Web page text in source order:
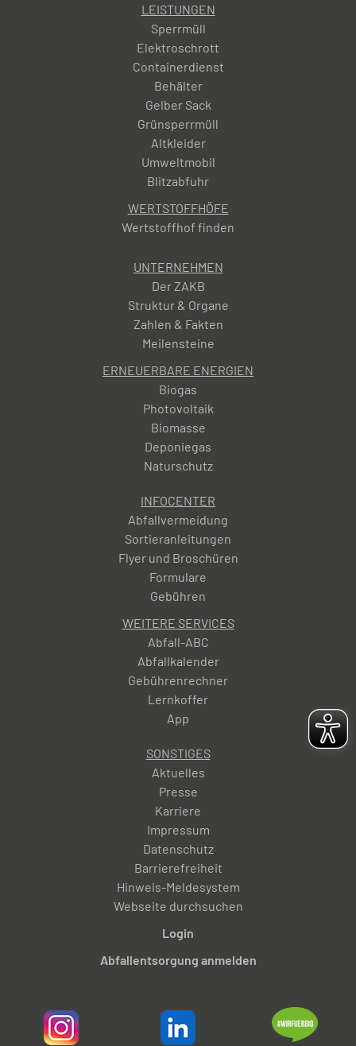
LEISTUNGEN
Sperrmüll
Elektroschrott
Containerdienst
Behälter
Gelber Sack
Grünsperrmüll
Altkleider
Umweltmobil
Blitzabfuhr
WERTSTOFFHÖFE
Wertstoffhof finden
UNTERNEHMEN
Der ZAKB
Struktur & Organe
Zahlen & Fakten
Meilensteine
ERNEUERBARE ENERGIEN
Biogas
Photovoltaik
Biomasse
Deponiegas
Naturschutz
INFOCENTER
Abfallvermeidung
Sortieranleitungen
Flyer und Broschüren
Formulare
Gebühren
WEITERE SERVICES
Abfall-ABC
Abfallkalender
Gebührenrechner
Lernkoffer
App
SONSTIGES
Aktuelles
Presse
Karriere
Impressum
Datenschutz
Barrierefreiheit
Hinweis-Meldesystem
Webseite durchsuchen
Login
Abfallentsorgung anmelden